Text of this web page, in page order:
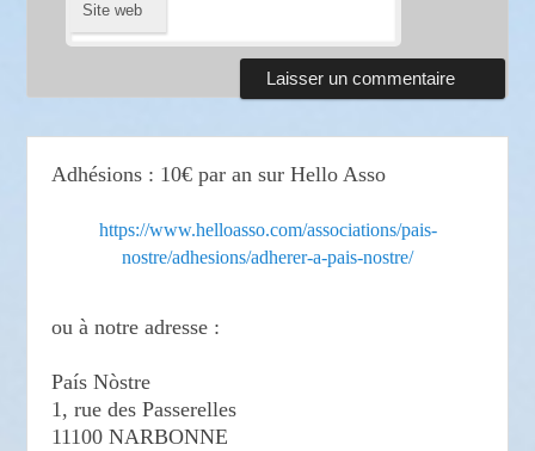
Site web
Adhésions : 10€ par an sur Hello Asso
https://www.helloasso.com/associations/pais-
nostre/adhesions/adherer-a-pais-nostre/
ou à notre adresse :
País Nòstre
1, rue des Passerelles
11100 NARBONNE